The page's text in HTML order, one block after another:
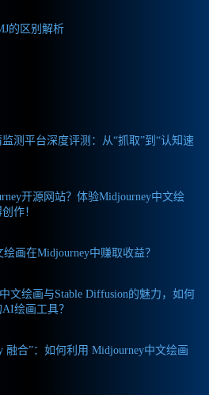
的区别解析
监测平台深度评测：从“抓取”到“认知速
开源网站？体验Midjourney中文绘
作！
画在Midjourney中赚取收益？
文绘画与Stable Diffusion的魅力，如何
绘画工具？
融合”：如何利用 Midjourney中文绘画